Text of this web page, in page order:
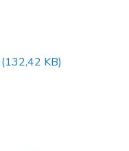
(132,42 KB)